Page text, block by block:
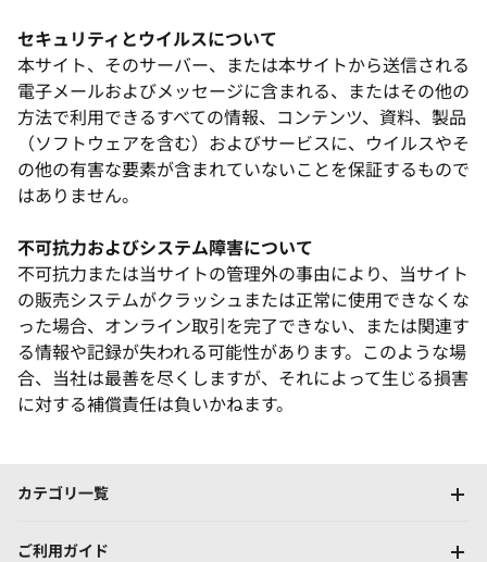
セキュリティとウイルスについて
本サイト、そのサーバー、または本サイトから送信される
電子メールおよびメッセージに含まれる、またはその他の
方法で利用できるすべての情報、コンテンツ、資料、製品
（ソフトウェアを含む）およびサービスに、ウイルスやそ
の他の有害な要素が含まれていないことを保証するもので
はありません。
不可抗力およびシステム障害について
不可抗力または当サイトの管理外の事由により、当サイト
の販売システムがクラッシュまたは正常に使用できなくな
った場合、オンライン取引を完了できない、または関連す
る情報や記録が失われる可能性があります。このような場
合、当社は最善を尽くしますが、それによって生じる損害
に対する補償責任は負いかねます。
カテゴリ一覧
ご利用ガイド